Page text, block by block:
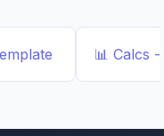
📊 Calcs -